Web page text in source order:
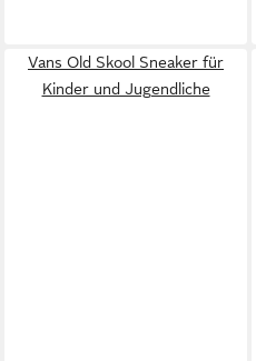
Vans Old Skool Sneaker für
Kinder und Jugendliche